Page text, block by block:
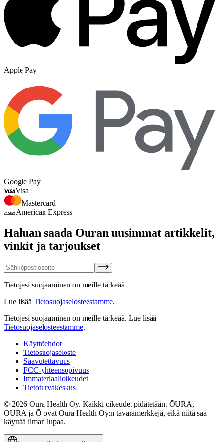
Apple Pay
Google Pay
Visa
Mastercard
American Express
Haluan saada Ouran uusimmat artikkelit,
vinkit ja tarjoukset
Tietojesi suojaaminen on meille tärkeää.
Lue lisää Tietosuojaselosteestamme.
Tietojesi suojaaminen on meille tärkeää. Lue lisää
Tietosuojaselosteestamme.
Käyttöehdot
Tietosuojaseloste
Saavutettavuus
FCC-yhteensopivuus
Immateriaalioikeudet
Tietoturvakeskus
© 2026 Oura Health Oy. Kaikki oikeudet pidätetään. ŌURA,
OURA ja Ō ovat Oura Health Oy:n tavaramerkkejä, eikä niitä saa
käyttää ilman lupaa.